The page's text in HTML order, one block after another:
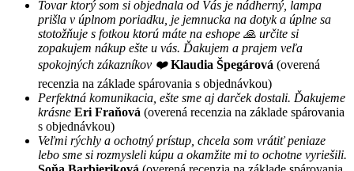
Tovar ktorý som si objednala od Vás je nádherný, lampa
prišla v úplnom poriadku, je jemnucka na dotyk a úplne sa
stotožňuje s fotkou ktorú máte na eshope 🙏 určite si
zopakujem nákup ešte u vás. Ďakujem a prajem veľa
spokojných zákazníkov ❤️ Klaudia Špegárová (overená
recenzia na základe spárovania s objednávkou)
Perfektná komunikacia, ešte sme aj darček dostali. Ďakujeme
krásne Eri Fraňová (overená recenzia na základe spárovania
s objednávkou)
Veľmi rýchly a ochotný prístup, chcela som vrátiť peniaze
lebo sme si rozmysleli kúpu a okamžite mi to ochotne vyriešili.